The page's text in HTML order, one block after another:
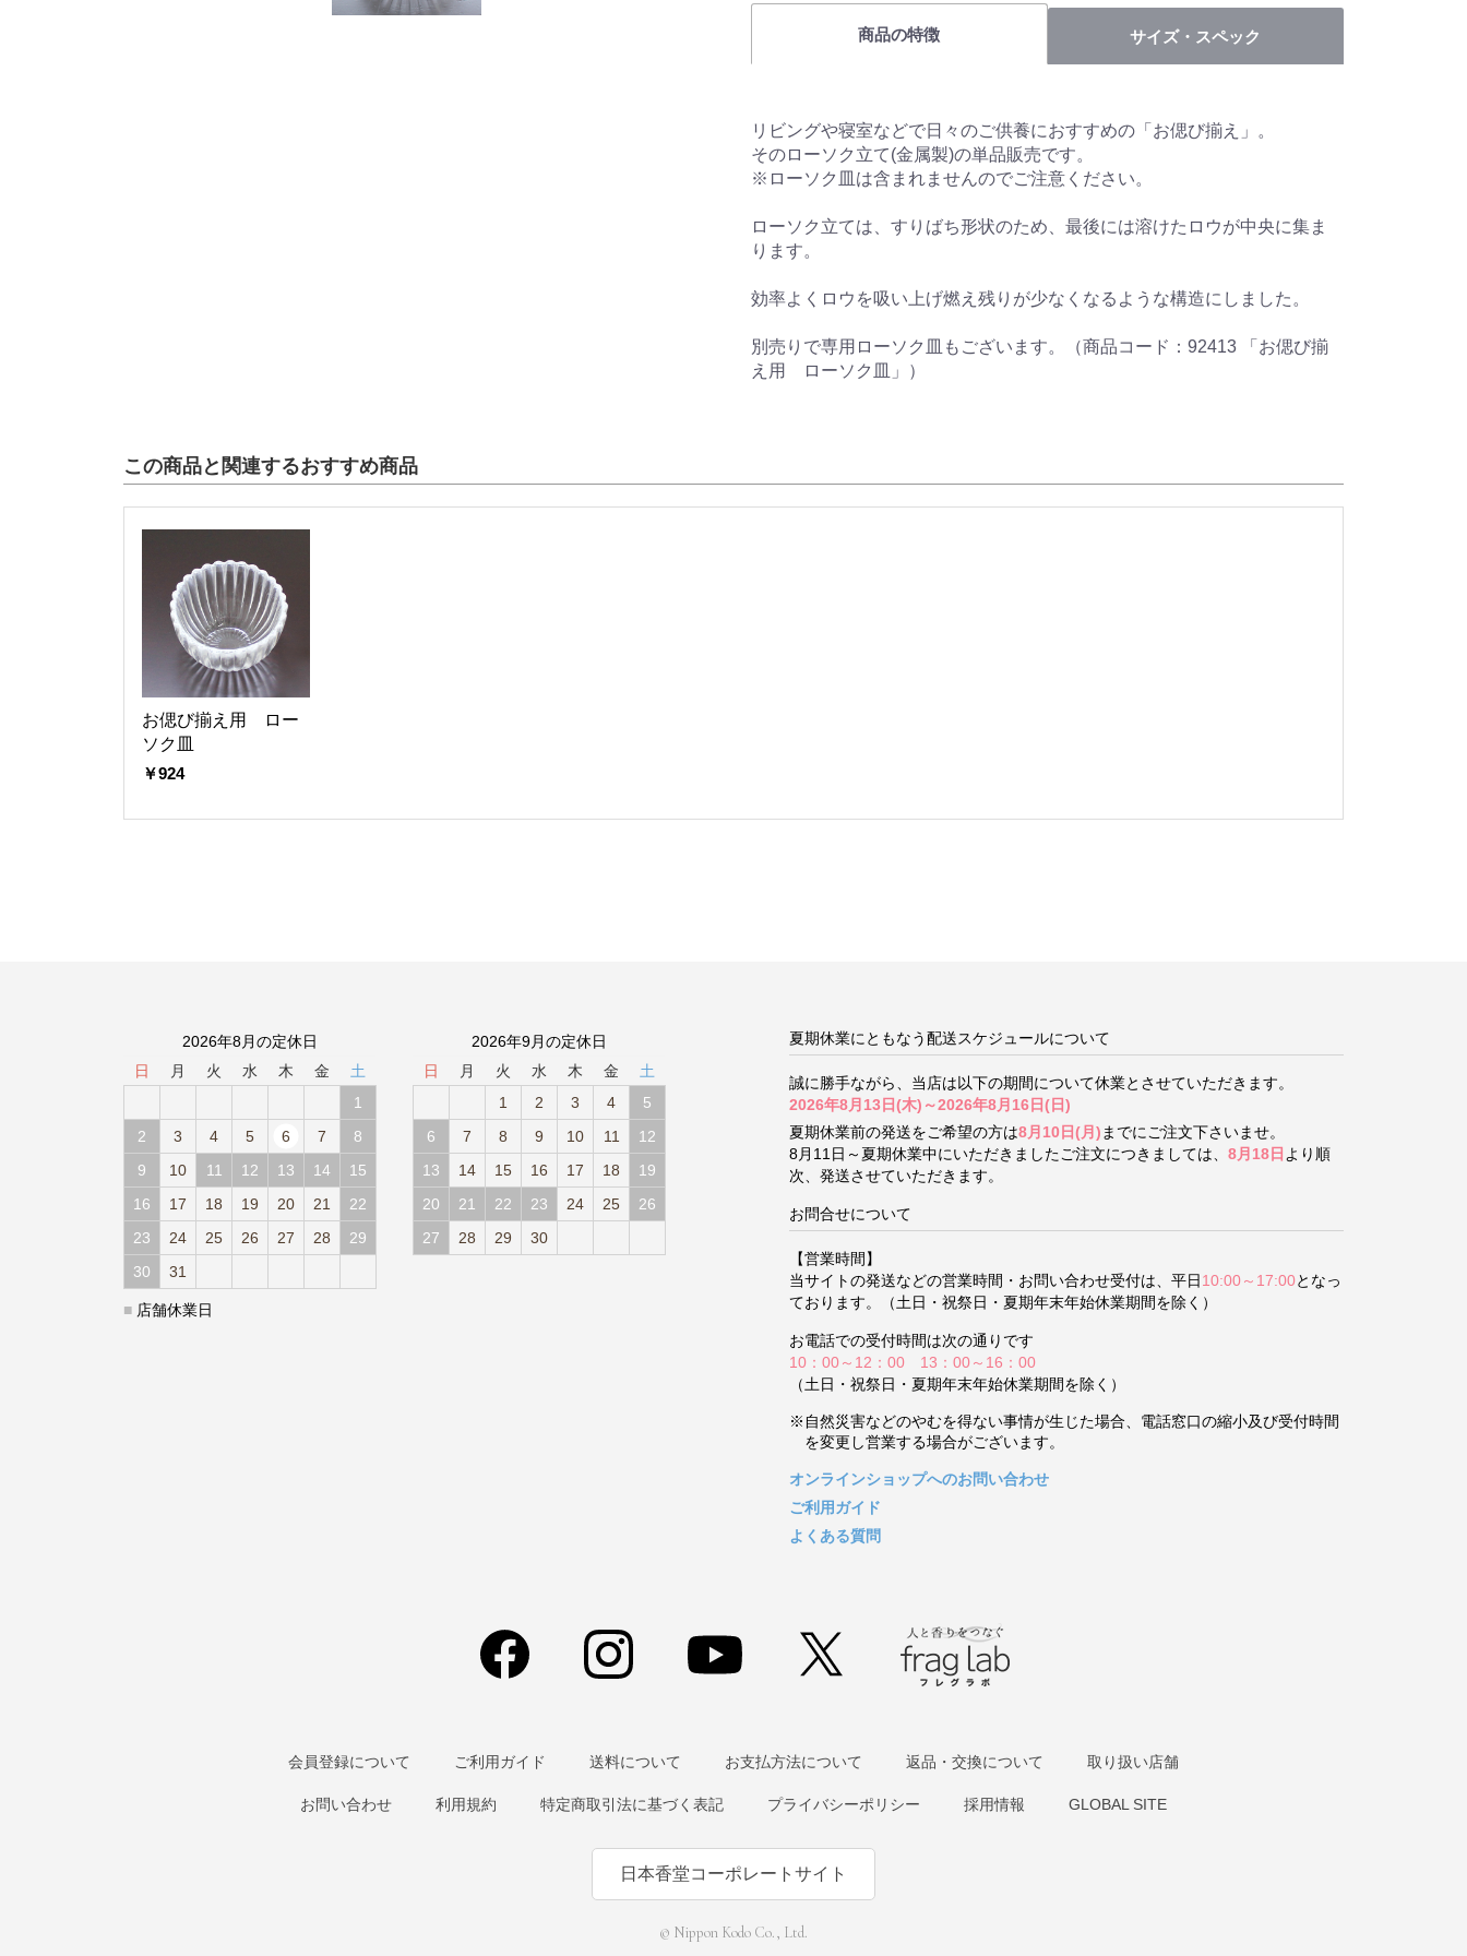
商品の特徴 サイズ・スペック
リビングや寝室などで日々のご供養におすすめの「お偲び揃え」。
そのローソク立て(金属製)の単品販売です。
※ローソク皿は含まれませんのでご注意ください。
ローソク立ては、すりばち形状のため、最後には溶けたロウが中央に集ま
ります。
効率よくロウを吸い上げ燃え残りが少なくなるような構造にしました。
別売りで専用ローソク皿もございます。（商品コード：92413 「お偲び揃
え用 ローソク皿」）
この商品と関連するおすすめ商品
お偲び揃え用 ロー
ソク皿
￥924
2026年8月の定休日
日
月 火 水 木 金
土
1
2
3 4 5 6 7
8
9
10 11 12 13 14
15
16
17 18 19 20 21
22
23
24 25 26 27 28
29
30
31
2026年9月の定休日
日
月 火 水 木 金
土
1
2 3 4
5
6
7 8 9 10 11
12
13
14 15 16 17 18
19
20
21 22 23 24 25
26
27
28 29 30
■ 店舗休業日
夏期休業にともなう配送スケジュールについて
誠に勝手ながら、当店は以下の期間について休業とさせていただきます。
2026年8月13日(木)～2026年8月16日(日)
夏期休業前の発送をご希望の方は8月10日(月) までにご注文下さいませ。
8月11日～夏期休業中にいただきましたご注文につきましては、 8月18日 より順
次、発送させていただきます。
お問合せについて
【営業時間】
当サイトの発送などの営業時間・お問い合わせ受付は、平日10:00～17:00となっ
ております。（土日・祝祭日・夏期年末年始休業期間を除く）
お電話での受付時間は次の通りです
10：00～12：00 13：00～16：00
（土日・祝祭日・夏期年末年始休業期間を除く）
※自然災害などのやむを得ない事情が生じた場合、電話窓口の縮小及び受付時間
を変更し営業する場合がございます。
オンラインショップへのお問い合わせ
ご利用ガイド
よくある質問
会員登録について ご利用ガイド 送料について お支払方法について 返品・交換について 取り扱い店舗
お問い合わせ 利用規約 特定商取引法に基づく表記 プライバシーポリシー 採用情報 GLOBAL SITE
日本香堂コーポレートサイト
© Nippon Kodo Co., Ltd.